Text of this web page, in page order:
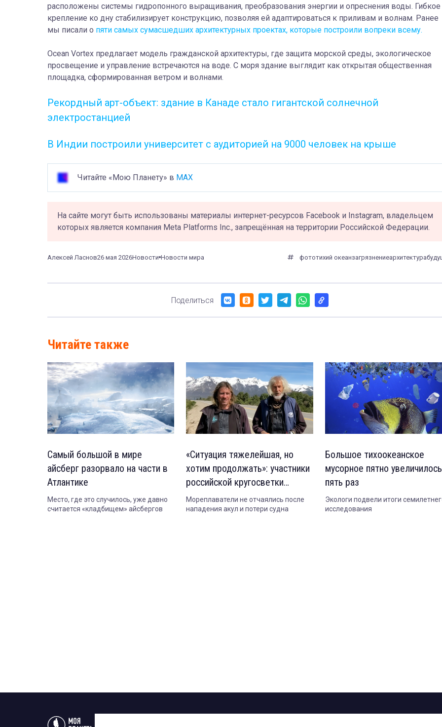
расположены системы гидропонного выращивания, преобразования энергии и опреснения воды. Гибкое
крепление ко дну стабилизирует конструкцию, позволяя ей адаптироваться к приливам и волнам. Ранее
мы писали о пяти самых сумасшедших архитектурных проектах, которые построили вопреки всему.
Ocean Vortex предлагает модель гражданской архитектуры, где защита морской среды, экологическое
просвещение и управление встречаются на воде. С моря здание выглядит как открытая общественная
площадка, сформированная ветром и волнами.
Рекордный арт-объект: здание в Канаде стало гигантской солнечной
электростанцией
В Индии построили университет с аудиторией на 9000 человек на крыше
Читайте «Мою Планету» в MAX
На сайте могут быть использованы материалы интернет-ресурсов Facebook и Instagram, владельцем
которых является компания Meta Platforms Inc., запрещённая на территории Российской Федерации.
Алексей Ласнов26 мая 2026Новости Новости мира фототихий океанзагрязнениеархитектура
Поделиться
Читайте также
Самый большой в мире
айсберг разорвало на части в
Атлантике
Место, где это случилось, уже давно
считается «кладбищем» айсбергов
«Ситуация тяжелейшая, но
хотим продолжать»: участники
российской кругосветки
объявили о новых планах
Мореплаватели не отчаялись после
нападения акул и потери судна
Большое тихоокеанское
мусорное пятно
пять раз
Экологи подвели итоги
исследования